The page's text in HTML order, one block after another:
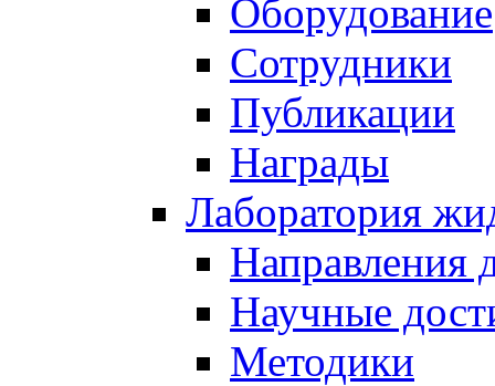
Оборудование
Сотрудники
Публикации
Награды
Лаборатория
Направления
Научные
Методики